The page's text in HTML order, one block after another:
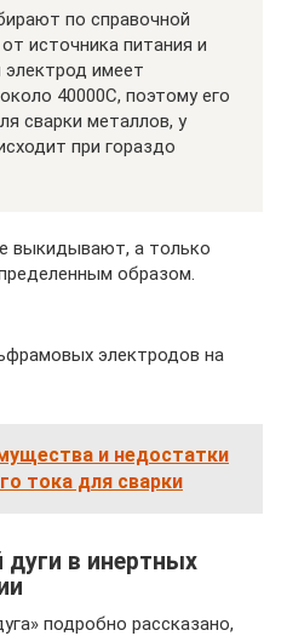
по справочной
источника питания и
электрод имеет
40000С, поэтому его
сварки металлов, у
при гораздо
выкидывают, а только
образом.
электродов на
и недостатки
тока для сварки
дуги в инертных
подробно рассказано,